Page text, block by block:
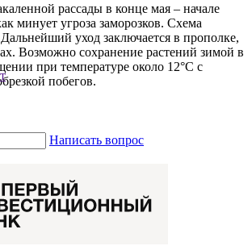
рассады в конце мая – начале
минует угроза заморозков. Схема
уход заключается в прополке,
Возможно сохранение растений зимой в
при температуре около 12°С с
побегов.
Написать вопрос